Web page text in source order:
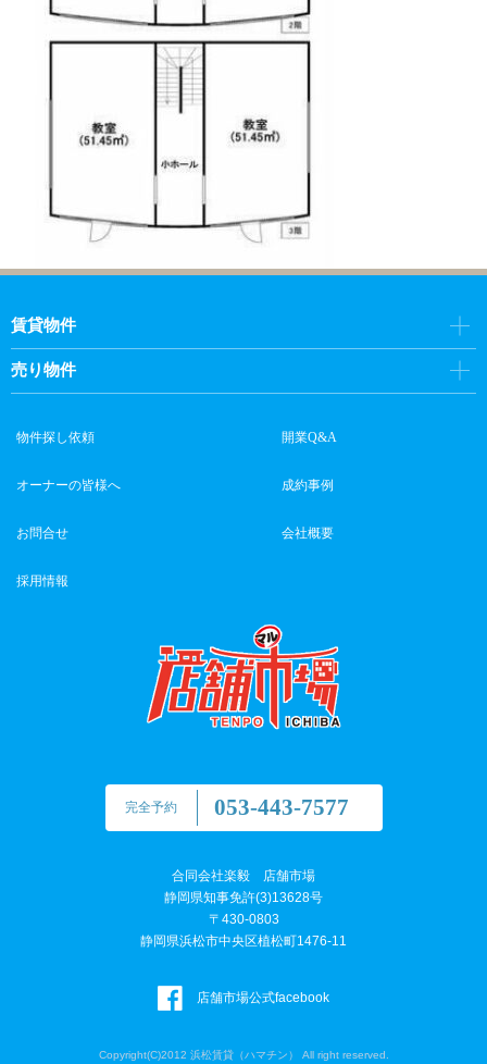
完全予約 053-443-7577
合同会社楽毅 店舗市場
静岡県知事免許(3)13628号
〒430-0803
静岡県浜松市中央区植松町1476-11
店舗市場公式facebook
賃貸物件
売り物件
物件探し依頼 開業Q&A
オーナーの皆様へ 成約事例
お問合せ 会社概要
採用情報
Copyright(C)2012 浜松賃貸（ハマチン） All right reserved.